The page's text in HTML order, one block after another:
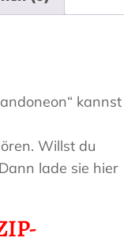
kannst
Willst du
lade sie hier